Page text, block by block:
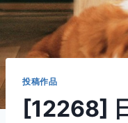
投稿作品
[12268]